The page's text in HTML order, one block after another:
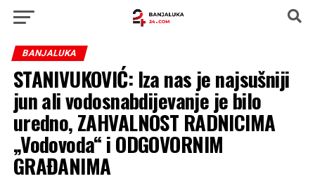
BANJALUKA
STANIVUKOVIĆ: Iza nas je najsušniji
jun ali vodosnabdijevanje je bilo
uredno, ZAHVALNOST RADNICIMA
„Vodovoda“ i ODGOVORNIM
GRAĐANIMA